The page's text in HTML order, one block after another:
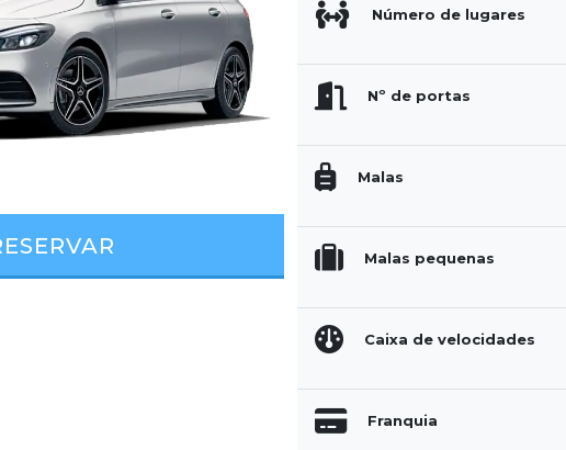
Número de lugares
Nº de portas
Malas
Malas pequenas
Caixa de velocidades
Franquia